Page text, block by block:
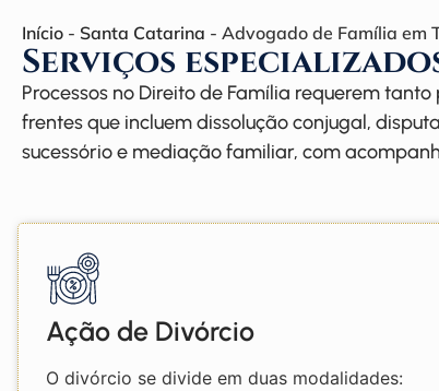
Início - Santa Catarina - Advogado de Família em
Serviços
Processos no Direito de Família requerem
frentes que incluem dissolução conjugal,
sucessório e mediação familiar, com
Ação de Divórcio
O divórcio se divide em duas modalidades: